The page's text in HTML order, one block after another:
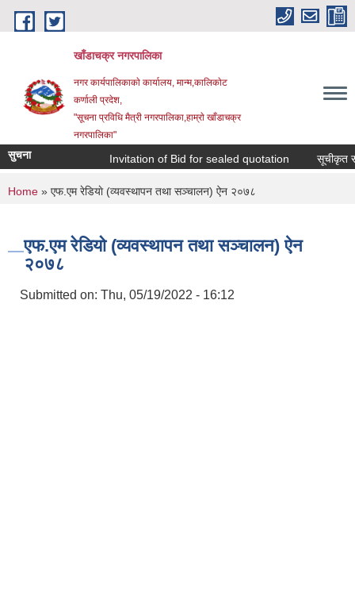
Skip to main content
खाँडाचक्र नगरपालिका
नगर कार्यपालिकाकाे कार्यालय, मान्म,कालिकाेट
क‍र्णाली प्रदेश,
"सूचना प्रविधि मैत्री नगरपालिका,हाम्राे खाँडाचक्र
नगरपालिका"
सुचना Invitation of Bid for sealed quotation सूचीकृत
You are here
Home » एफ.एम रेडियाे (व्यवस्थापन तथा सञ्चालन) ऐन २०७८
एफ.एम रेडियाे (व्यवस्थापन तथा सञ्चालन) ऐन
२०७८
Submitted on: Thu, 05/19/2022 - 16:12